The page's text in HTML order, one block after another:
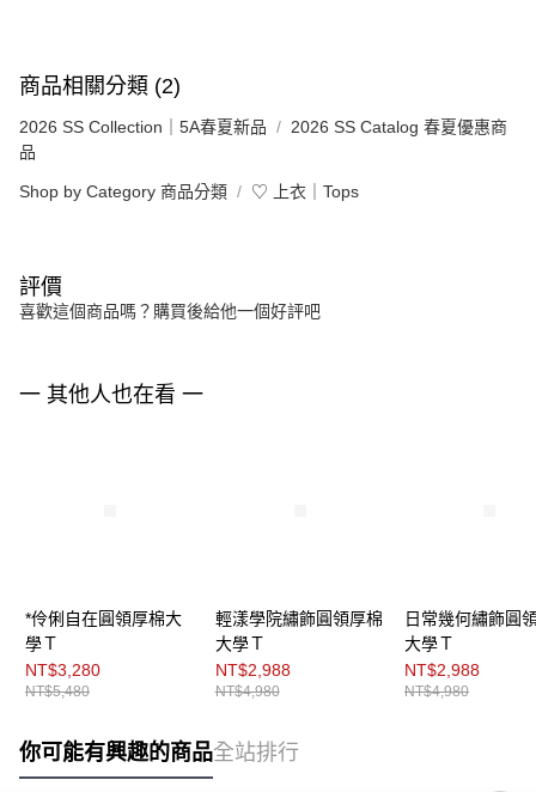
商品相關分類 (2)
2026 SS Collection｜5A春夏新品
2026 SS Catalog 春夏優惠商
品
Shop by Category 商品分類 ♡ 上衣｜Tops
評價
喜歡這個商品嗎？購買後給他一個好評吧
一 其他人也在看 一
*伶俐自在圓領厚棉大
學Ｔ
NT$3,280
NT$5,480
輕漾學院繡飾圓領厚棉
大學Ｔ
NT$2,988
NT$4,980
日常幾何繡飾圓
大學Ｔ
NT$2,988
NT$4,980
你可能有興趣的商品全站排行